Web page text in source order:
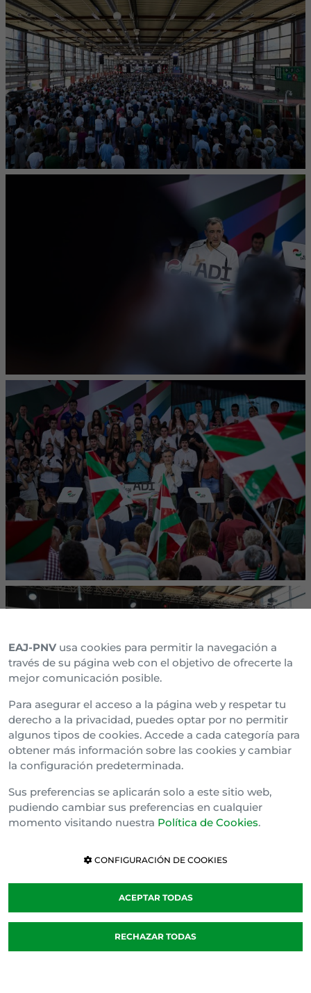
EAJ-PNV usa cookies para permitir la navegación a
través de su página web con el objetivo de ofrecerte la
mejor comunicación posible.
Para asegurar el acceso a la página web y respetar tu
derecho a la privacidad, puedes optar por no permitir
algunos tipos de cookies. Accede a cada categoría para
obtener más información sobre las cookies y cambiar
la configuración predeterminada.
Sus preferencias se aplicarán solo a este sitio web,
pudiendo cambiar sus preferencias en cualquier
momento visitando nuestra Política de Cookies.
CONFIGURACIÓN DE COOKIES
ACEPTAR TODAS
RECHAZAR TODAS